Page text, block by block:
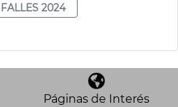
FALLES 2024
Páginas de Interés